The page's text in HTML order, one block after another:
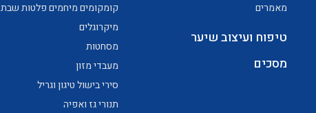
מאמרים
טיפוח ועיצוב שיער
מסכים
קומקומים מיחמים פלטות שבת
מיקרוגלים
מסחטות
מעבדי מזון
סירי בישול טיגון וגריל
תנורי גז ואפיה